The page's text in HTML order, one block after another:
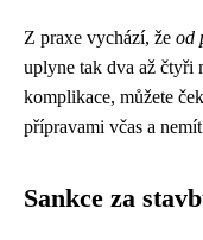
Z praxe vychází, že od
uplyne tak dva až čtyři
komplikace, můžete
přípravami včas a
Sankce za